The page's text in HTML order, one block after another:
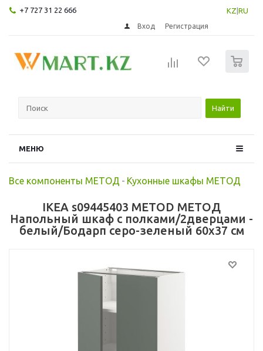
+7 727 31 22 666 KZ RU
Вход Регистрация
Найти
МЕНЮ
Все компоненты МЕТОД - Кухонные шкафы МЕТОД
IKEA s09445403 METOD МЕТОД
Напольный шкаф с полками/2дверцами -
белый/Бодарп серо-зеленый 60x37 см